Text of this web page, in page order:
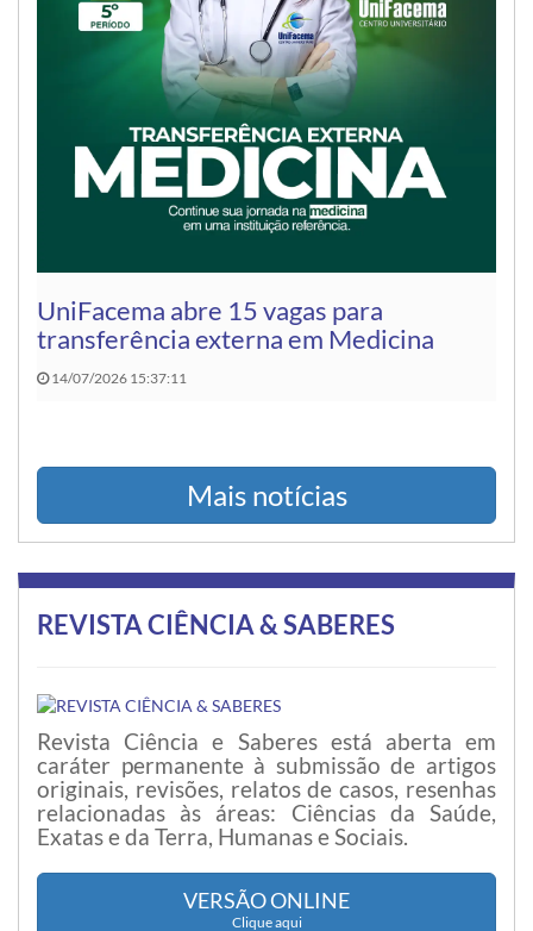
UniFacema abre 15 vagas para
transferência externa em Medicina
14/07/2026 15:37:11
Mais notícias
REVISTA CIÊNCIA & SABERES
Revista Ciência e Saberes está aberta em
caráter permanente à submissão de artigos
originais, revisões, relatos de casos, resenhas
relacionadas às áreas: Ciências da Saúde,
Exatas e da Terra, Humanas e Sociais.
VERSÃO ONLINE
Clique aqui